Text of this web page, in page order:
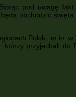
pod uwagę
obchodzić
Polski, m.in. w
którzy przyjechali